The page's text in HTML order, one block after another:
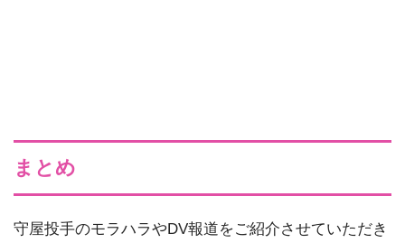
まとめ
守屋投手のモラハラやDV報道をご紹介させていただき